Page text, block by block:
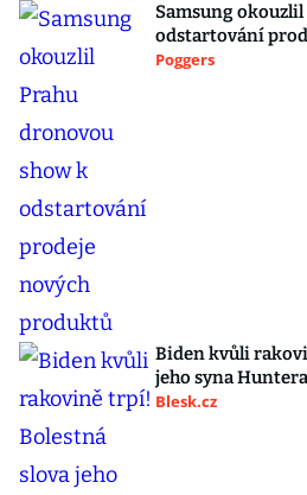
Samsung
odstartování
Poggers
Biden kvůli
jeho syna
Blesk.cz